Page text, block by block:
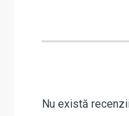
Nu există